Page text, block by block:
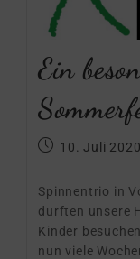
Ein
10. Juli 2020
Spinnentrio in
durften unsere
Kinder
nun viele